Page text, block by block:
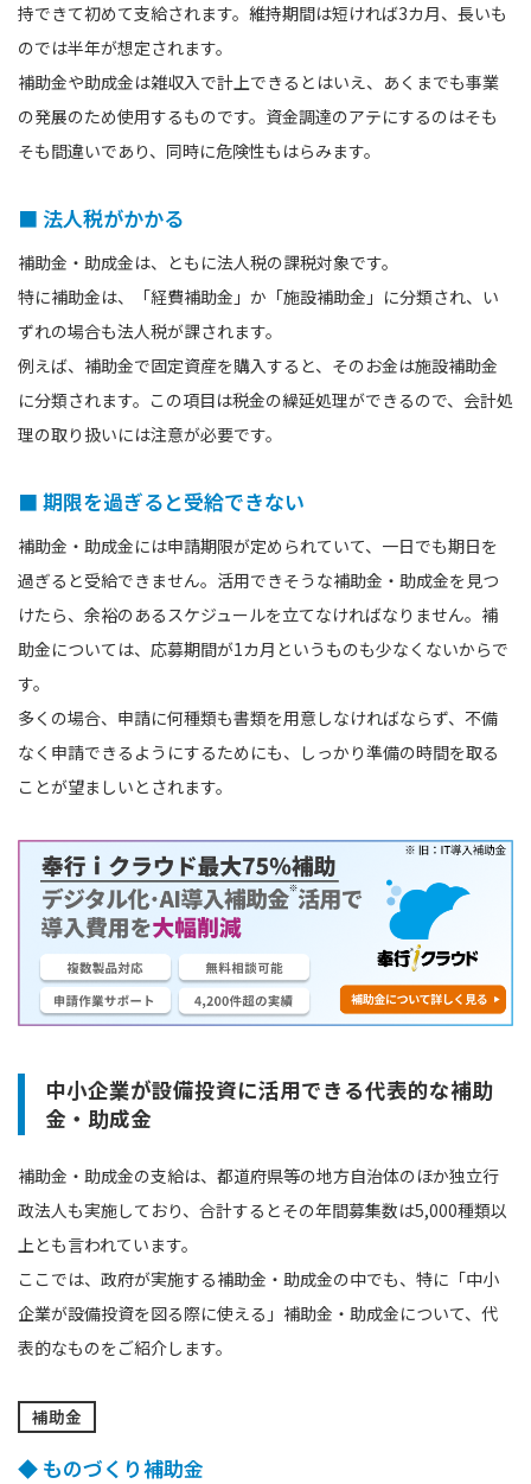
持できて初めて支給されます。維持期間は短ければ3カ月、長いも
のでは半年が想定されます。
補助金や助成金は雑収入で計上できるとはいえ、あくまでも事業
の発展のため使用するものです。資金調達のアテにするのはそも
そも間違いであり、同時に危険性もはらみます。
■ 法人税がかかる
補助金・助成金は、ともに法人税の課税対象です。
特に補助金は、「経費補助金」か「施設補助金」に分類され、い
ずれの場合も法人税が課されます。
例えば、補助金で固定資産を購入すると、そのお金は施設補助金
に分類されます。この項目は税金の繰延処理ができるので、会計処
理の取り扱いには注意が必要です。
■ 期限を過ぎると受給できない
補助金・助成金には申請期限が定められていて、一日でも期日を
過ぎると受給できません。活用できそうな補助金・助成金を見つ
けたら、余裕のあるスケジュールを立てなければなりません。補
助金については、応募期間が1カ月というものも少なくないからで
す。
多くの場合、申請に何種類も書類を用意しなければならず、不備
なく申請できるようにするためにも、しっかり準備の時間を取る
ことが望ましいとされます。
中小企業が設備投資に活用できる代表的な補助
金・助成金
補助金・助成金の支給は、都道府県等の地方自治体のほか独立行
政法人も実施しており、合計するとその年間募集数は5,000種類以
上とも言われています。
ここでは、政府が実施する補助金・助成金の中でも、特に「中小
企業が設備投資を図る際に使える」補助金・助成金について、代
表的なものをご紹介します。
補助金
◆ ものづくり補助金